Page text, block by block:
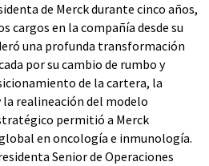
de Merck durante cinco años,
cargos en la compañía desde su
una profunda transformación
por su cambio de rumbo y
de la cartera, la
realineación del modelo
permitió a Merck
en oncología e inmunología.
Senior de Operaciones